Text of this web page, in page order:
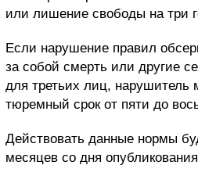
или лишение свободы на три
Если нарушение правил
за собой смерть или другие
для третьих лиц, нарушитель
тюремный срок от пяти до
Действовать данные нормы
месяцев со дня